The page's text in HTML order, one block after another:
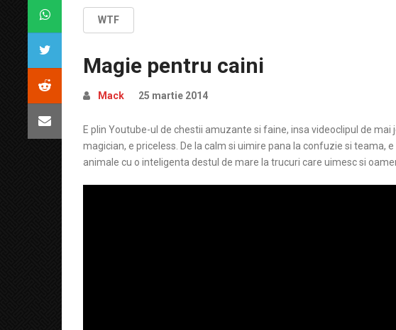
WTF
Magie pentru caini
Mack 25 martie 2014
E plin Youtube-ul de chestii amuzante si faine, insa videoclipul de mai
magician, e priceless. De la calm si uimire pana la confuzie si
animale cu o inteligenta destul de mare la trucuri care uimesc si